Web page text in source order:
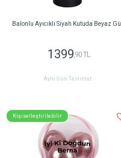
Balonlu Ayıcıklı Siyah Kutuda Beyaz Gül
1399,90 TL
Aynı Gün Teslimat
Kişiselleştirilebilir